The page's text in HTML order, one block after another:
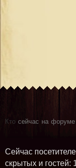
Кто сейчас на форуме
Сейчас
скрытых и гостей: